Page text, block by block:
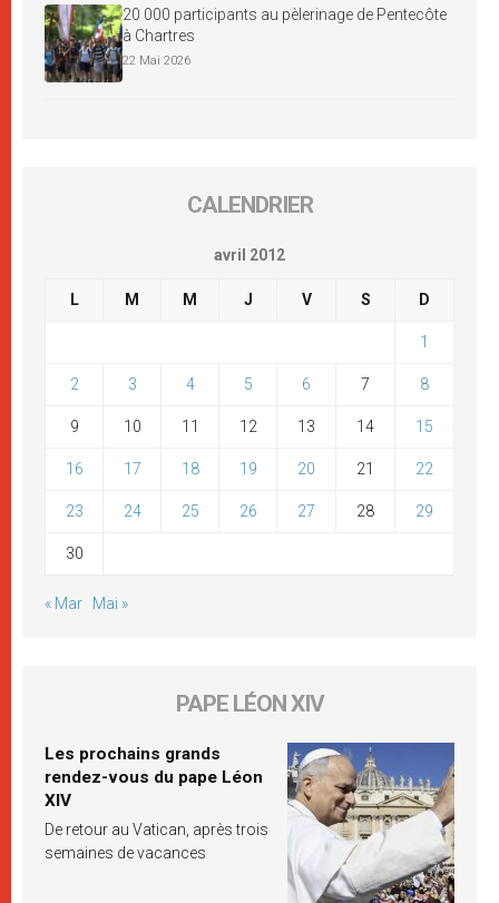
20 000 participants au pèlerinage de Pentecôte
à Chartres
22 Mai 2026
CALENDRIER
avril 2012
L M M J V S D
1
2 3 4 5 6 7 8
9 10 11 12 13 14 15
16 17 18 19 20 21 22
23 24 25 26 27 28 29
30
« Mar Mai »
PAPE LÉON XIV
Les prochains grands
rendez-vous du pape Léon
XIV
De retour au Vatican, après trois
semaines de vacances